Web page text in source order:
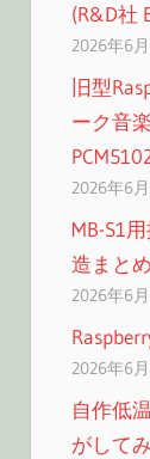
(R&D社
2026年6
旧型
ーク音
2026年6
MB-S1
造まとめ
2026年6
2026年6
自作低
がして